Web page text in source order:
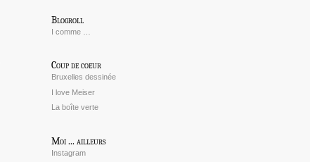
Blogroll
I comme …
Coup de coeur
Bruxelles dessinée
I love Meiser
La boîte verte
Moi ... ailleurs
Instagram